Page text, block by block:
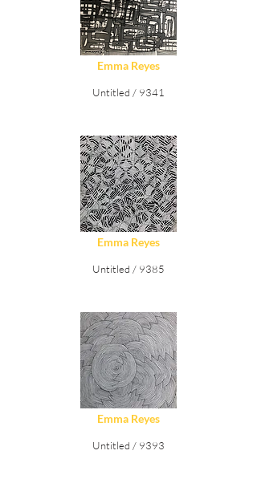
Ver Detalles
Emma Reyes
Untitled / 9341
Ver Detalles
Emma Reyes
Untitled / 9385
Ver Detalles
Emma Reyes
Untitled / 9393